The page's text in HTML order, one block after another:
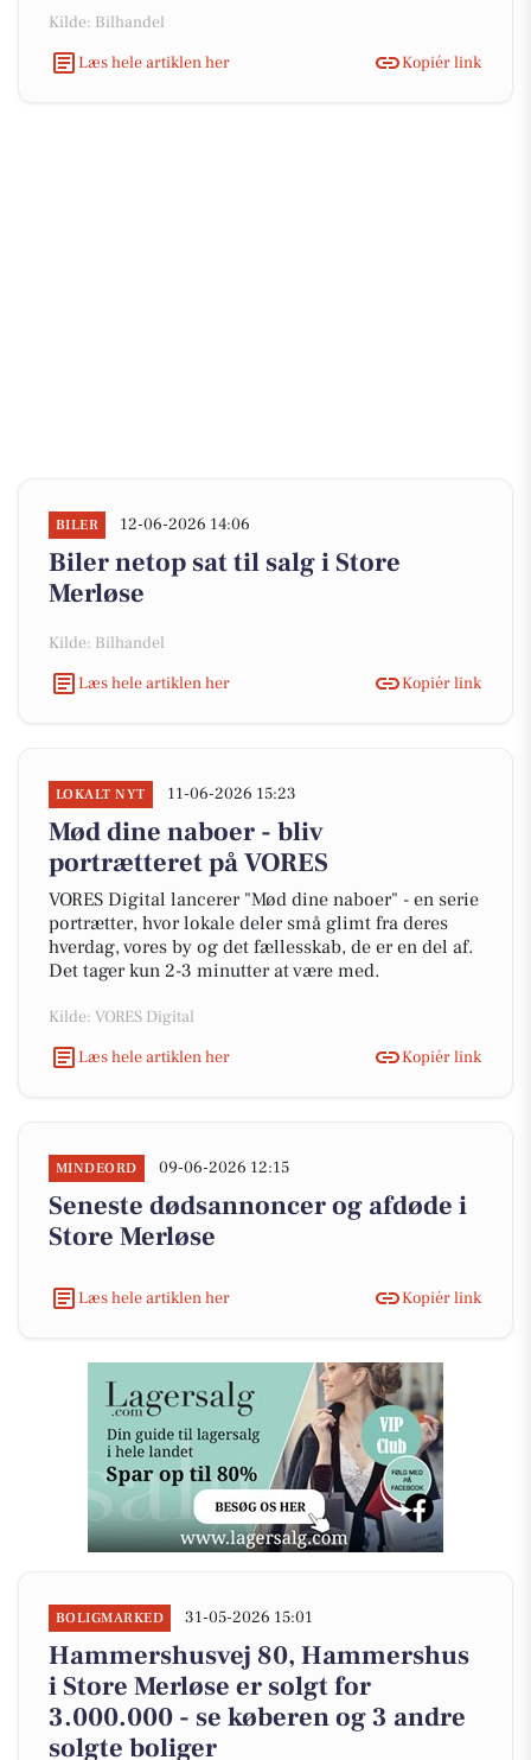
Kilde: Bilhandel
Læs hele artiklen her
Kopiér link
BILER 12-06-2026 14:06
Biler netop sat til salg i Store
Merløse
Kilde: Bilhandel
Læs hele artiklen her
Kopiér link
LOKALT NYT 11-06-2026 15:23
Mød dine naboer - bliv
portrætteret på VORES
VORES Digital lancerer "Mød dine naboer" - en serie
portrætter, hvor lokale deler små glimt fra deres
hverdag, vores by og det fællesskab, de er en del af.
Det tager kun 2-3 minutter at være med.
Kilde: VORES Digital
Læs hele artiklen her
Kopiér link
MINDEORD 09-06-2026 12:15
Seneste dødsannoncer og afdøde i
Store Merløse
Læs hele artiklen her Kopiér link
BOLIGMARKED 31-05-2026 15:01
Hammershusvej 80, Hammershus
i Store Merløse er solgt for
3.000.000 - se køberen og 3 andre
solgte boliger